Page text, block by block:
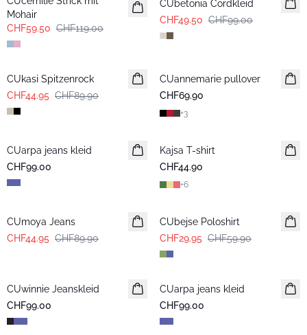
Mohair
CHF59.50 CHF119.00
CUbetonia Cordkleid
CHF49.50 CHF99.00
-50%
CUkasi Spitzenrock
CHF44.95 CHF89.90
CUannemarie pullover
CHF69.90
+3
CUarpa jeans kleid
CHF99.00
Kajsa T-shirt
CHF44.90
+6
CUmoya Jeans
CHF44.95 CHF89.90
CUbejse Poloshirt
CHF29.95 CHF59.90
Neuheiten
CUwinnie Jeanskleid
CHF99.00
CUarpa jeans kleid
CHF99.00